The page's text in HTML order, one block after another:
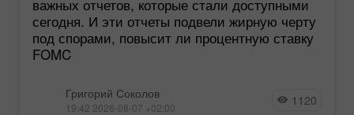
важных отчетов, которые стали доступными
сегодня. И эти отчеты подвели жирную черту
под спорами, повысит ли процентную ставку
FOMC
Григорий Соколов
19:42 2026-08-07 +02:00 1120